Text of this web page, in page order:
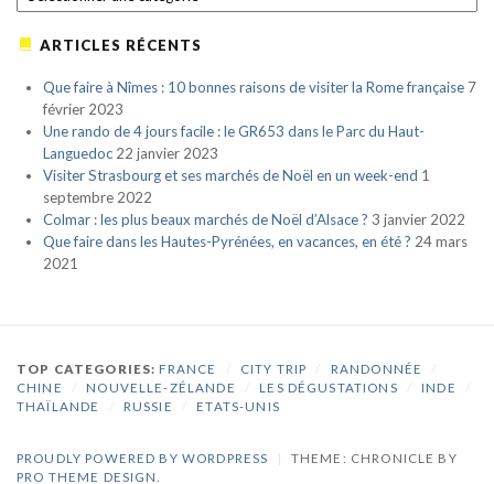
ARTICLES RÉCENTS
Que faire à Nîmes : 10 bonnes raisons de visiter la Rome française 7
février 2023
Une rando de 4 jours facile : le GR653 dans le Parc du Haut-
Languedoc 22 janvier 2023
Visiter Strasbourg et ses marchés de Noël en un week-end 1
septembre 2022
Colmar : les plus beaux marchés de Noël d’Alsace ? 3 janvier 2022
Que faire dans les Hautes-Pyrénées, en vacances, en été ? 24 mars
2021
TOP CATEGORIES:FRANCE CITY TRIP RANDONNÉE
CHINE
NOUVELLE-ZÉLANDE LES DÉGUSTATIONS INDE
THAÏLANDE
RUSSIE ETATS-UNIS
PROUDLY POWERED BY WORDPRESS
THEME: CHRONICLE BY
PRO THEME DESIGN